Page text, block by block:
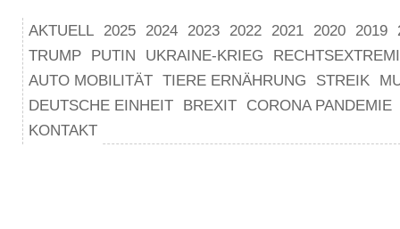
AKTUELL 2025 2024 2023 2022 2021 2020 2019
TRUMP
PUTIN UKRAINE-KRIEG
AUTO MOBILITÄT TIERE ERNÄHRUNG STREIK
DEUTSCHE EINHEIT
BREXIT
CORONA PANDEMIE
KONTAKT